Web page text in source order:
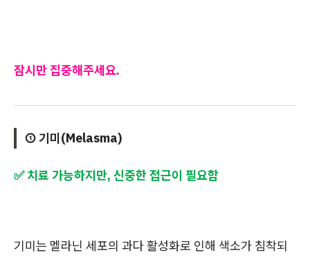
잠시만 집중해주세요.
① 기미(Melasma)
✅ 치료 가능하지만, 신중한 접근이 필요함
기미는 멜라닌 세포의 과다 활성화로 인해 색소가 침착되